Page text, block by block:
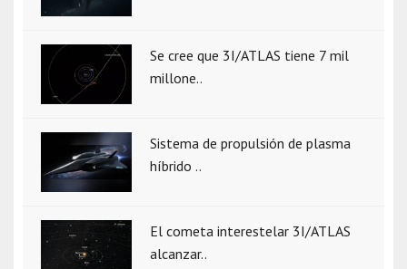
Se cree que 3I/ATLAS tiene 7 mil
millone..
Sistema de propulsión de plasma
híbrido ..
El cometa interestelar 3I/ATLAS
alcanzar..